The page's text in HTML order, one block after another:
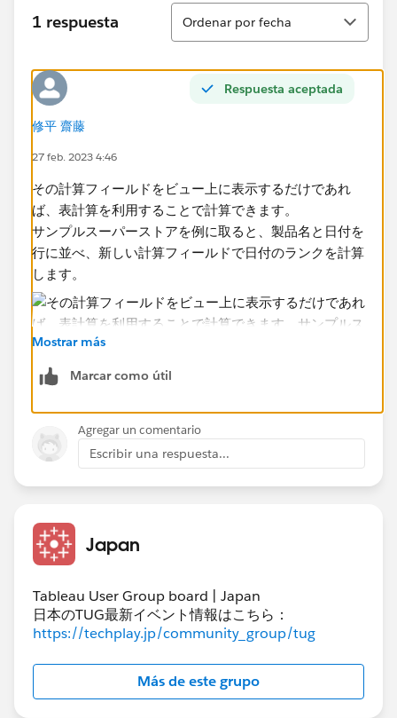
1 respuesta
Ordenar
Ordenar por fecha
Respuesta aceptada
修平 齋藤
27 feb. 2023 4:46
その計算フィールドをビュー上に表示するだけであれ
ば、表計算を利用することで計算できます。​
サンプルスーパーストアを例に取ると、製品名と日付を
行に並べ、新しい計算フィールドで日付のランクを計算
します。
開間隔で「製品名」を選ぶと、製品ごとに1からの連番
が表示されます。
昇順（1, 2, 3）​ではなく降順（3, 2, 1）にしたいとき
は、ランク計算式の 'asc' を 'desc' にするとよいです。
Mostrar más
Marcar como útil
Agregar un comentario
Escribir una respuesta...
Japan
Tableau User Group board | Japan
日本のTUG最新イベント情報はこちら：
https://techplay.jp/community_group/tug
Más de este grupo